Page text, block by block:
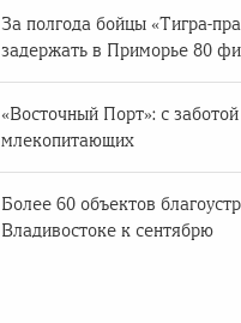
За полгода бойцы «Тигра-
задержать в Приморье 80
«Восточный Порт»: с
млекопитающих
Более 60 объектов
Владивостоке к сентябрю